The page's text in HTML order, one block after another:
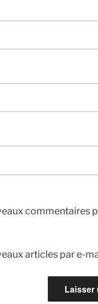
commentaires
articles par e-